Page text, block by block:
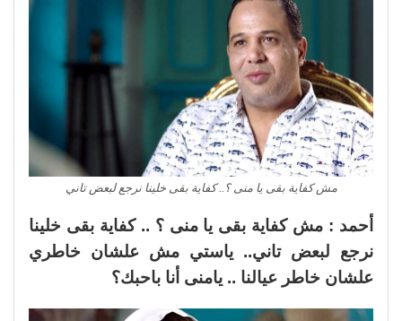
مش كفاية بقى يا منى ؟.. كفاية بقى خلينا نرجع لبعض تاني
أحمد : مش كفاية بقى يا منى ؟ .. كفاية بقى خلينا
نرجع لبعض تاني.. ياستي مش علشان خاطري
علشان خاطر عيالنا .. يامنى أنا باحبك؟